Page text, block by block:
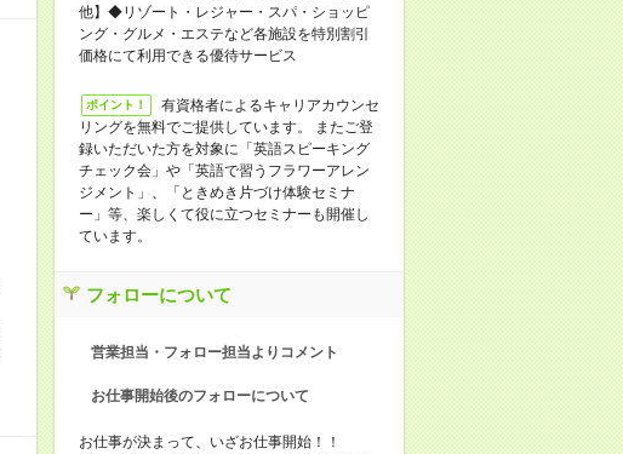
他】◆リゾート・レジャー・スパ・ショッピ
ング・グルメ・エステなど各施設を特別割引
価格にて利用できる優待サービス
ポイント！
有資格者によるキャリアカウンセ
リングを無料でご提供しています。 またご登
録いただいた方を対象に「英語スピーキング
チェック会」や「英語で習うフラワーアレン
ジメント」、「ときめき片づけ体験セミナ
ー」等、楽しくて役に立つセミナーも開催し
ています。
フォローについて
営業担当・フォロー担当よりコメント
お仕事開始後のフォローについて
お仕事が決まって、いざお仕事開始！！